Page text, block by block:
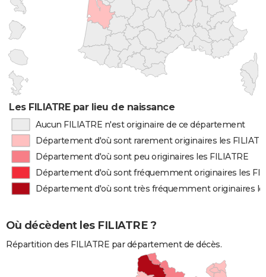
Les FILIATRE par lieu de naissance
Aucun FILIATRE n'est originaire de ce département
Département d'où sont rarement originaires les
Département d'où sont peu originaires les FILIATRE
Département d'où sont fréquemment originaires les
Département d'où sont très fréquemment originaires
Où décèdent les FILIATRE ?
Répartition des FILIATRE par département de décès.